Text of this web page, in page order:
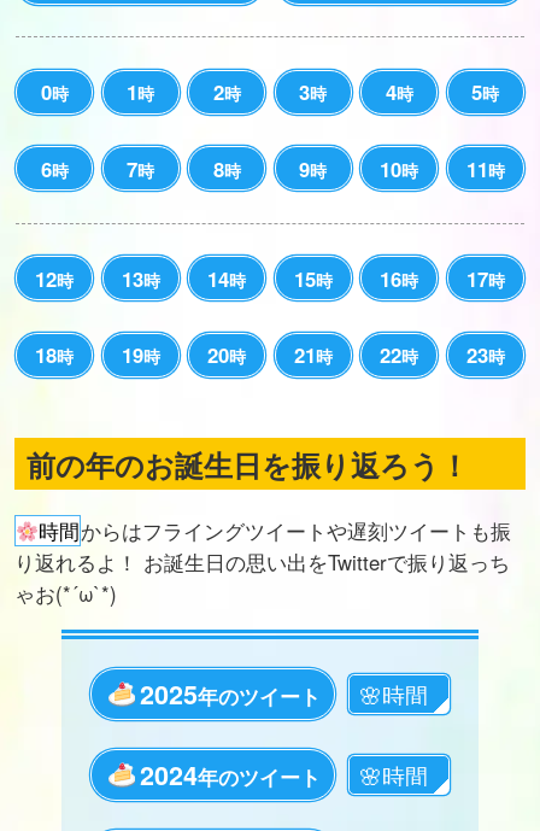
0時 1時 2時 3時 4時 5時
6時 7時 8時 9時 10時 11時
12時 13時 14時 15時 16時 17時
18時 19時 20時 21時 22時 23時
前の年のお誕生日を振り返ろう！
時間からはフライングツイートや遅刻ツイートも振
り返れるよ！ お誕生日の思い出をTwitterで振り返っち
ゃお(*´ω`*)
2025年のツイート
2024年のツイート